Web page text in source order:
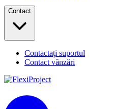
Contact
Contactați suportul
Contact vânzări